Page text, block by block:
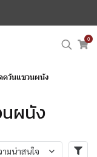
0
ควันแขวนผนัง
นผนัง
ามน่าสนใจ